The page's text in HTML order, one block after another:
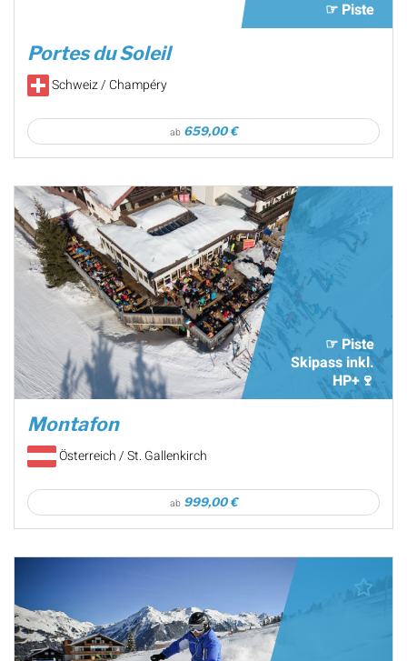
☞ Piste
Portes du Soleil
Schweiz / Champéry
ab 659,00 €
☞ Piste
Skipass inkl.
HP+🍷
Montafon
Österreich / St. Gallenkirch
ab 999,00 €